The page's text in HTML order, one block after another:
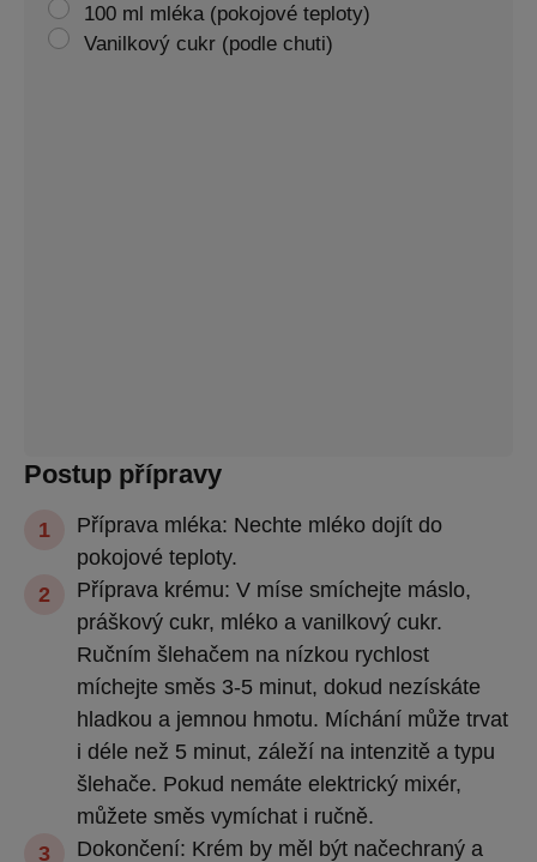
100 ml mléka (pokojové teploty)
Vanilkový cukr (podle chuti)
Postup přípravy
Příprava mléka: Nechte mléko dojít do
pokojové teploty.
Příprava krému: V míse smíchejte máslo,
práškový cukr, mléko a vanilkový cukr.
Ručním šlehačem na nízkou rychlost
míchejte směs 3-5 minut, dokud nezískáte
hladkou a jemnou hmotu. Míchání může trvat
i déle než 5 minut, záleží na intenzitě a typu
šlehače. Pokud nemáte elektrický mixér,
můžete směs vymíchat i ručně.
Dokončení: Krém by měl být načechraný a